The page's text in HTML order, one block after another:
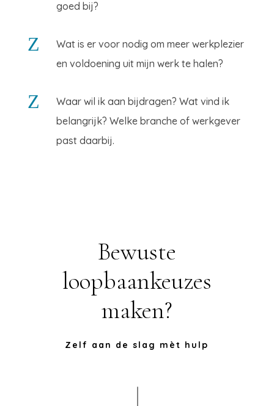
goed bij?
Z
Wat is er voor nodig om meer werkplezier
en voldoening uit mijn werk te halen?
Z
Waar wil ik aan bijdragen? Wat vind ik
belangrijk? Welke branche of werkgever
past daarbij.
Bewuste
loopbaankeuzes
maken?
Zelf aan de slag mèt hulp